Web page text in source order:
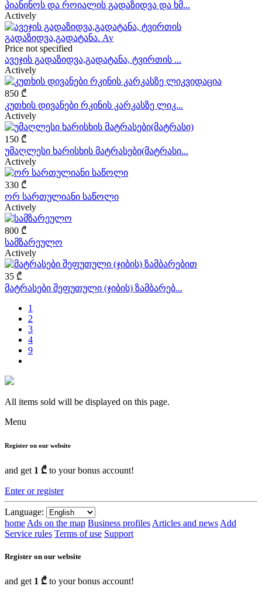
პიანინოს და როიალის გადაზიდვა და ხმ...
Actively
Price not specified
ავეჯის გადაზიდვა,გადატანა, ტვირთის ...
Actively
850 ₾
კუთხის დივანები რკინის კარკასზე ლიკ...
Actively
150 ₾
უმაღლესი ხარისხის მატრასები(მატრასი...
Actively
330 ₾
ორ სართულიანი საწოლი
Actively
800 ₾
სამზარეულო
Actively
35 ₾
მატრასები შეფუთული (ჯიბის) ზამბარებ...
1
2
3
4
9
All items sold will be displayed on this page.
Menu
Register on our website
and get 1 ₾ to your bonus account!
Enter or register
Language:
home Ads on the map Business profiles Articles and news Add
Service rules Terms of use Support
Register on our website
and get 1 ₾ to your bonus account!